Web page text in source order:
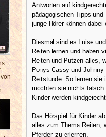
–
Antworten auf
pädagogischen Tipps
junge Hörer können dabei
Diesmal sind es Luise
Reiten lernen und haben
Reiten und Putzen alles,
Ponys Cassy und
Reitstunde. So lernen sie
möchten sie nichts falsch
Kinder werden
Das Hörspiel für Kinder
alles zum Thema Reiten,
Pferden zu erlernen.